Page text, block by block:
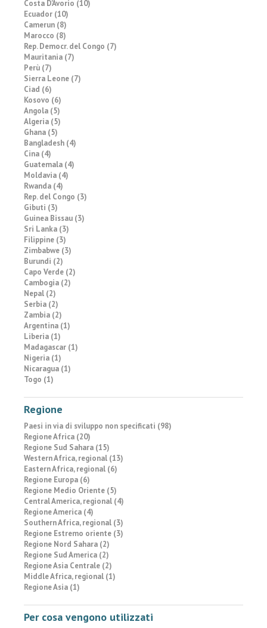
Costa D'Avorio (10)
Ecuador (10)
Camerun (8)
Marocco (8)
Rep. Democr. del Congo (7)
Mauritania (7)
Perù (7)
Sierra Leone (7)
Ciad (6)
Kosovo (6)
Angola (5)
Algeria (5)
Ghana (5)
Bangladesh (4)
Cina (4)
Guatemala (4)
Moldavia (4)
Rwanda (4)
Rep. del Congo (3)
Gibuti (3)
Guinea Bissau (3)
Sri Lanka (3)
Filippine (3)
Zimbabwe (3)
Burundi (2)
Capo Verde (2)
Cambogia (2)
Nepal (2)
Serbia (2)
Zambia (2)
Argentina (1)
Liberia (1)
Madagascar (1)
Nigeria (1)
Nicaragua (1)
Togo (1)
Regione
Paesi in via di sviluppo non specificati (98)
Regione Africa (20)
Regione Sud Sahara (15)
Western Africa, regional (13)
Eastern Africa, regional (6)
Regione Europa (6)
Regione Medio Oriente (5)
Central America, regional (4)
Regione America (4)
Southern Africa, regional (3)
Regione Estremo oriente (3)
Regione Nord Sahara (2)
Regione Sud America (2)
Regione Asia Centrale (2)
Middle Africa, regional (1)
Regione Asia (1)
Per cosa vengono utilizzati